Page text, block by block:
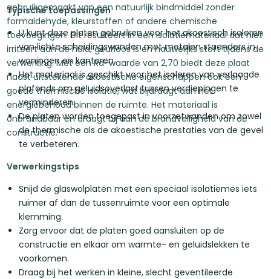
gebruikgemaakt van een natuurlijk bindmiddel zonder
formaldehyde, kleurstoffen of andere chemische
toevoegingen. Dit resulteert in een isolatiemateriaal dat niet
irriteert aan de huid, geurloos is en nauwelijks stoft tijdens de
verwerking. Met een Rd-waarde van 2,70 biedt deze plaat
naast uitstekende akoestische eigenschappen ook een
goede thermische isolatie, wat bijdraagt aan het
energiebehoud binnen de ruimte. Het materiaal is
onbrandbaar en draagt bij aan de brandveiligheid van de
constructie.
Typische toepassingen
U kunt deze platen gebruiken voor het akoestisch isoleren
van lichte scheidingswanden met metalen staanders in
woningen en kantoren.
Het materiaal is geschikt voor het isoleren van verlaagde
plafonds om geluidsoverlast tussen verdiepingen te
verminderen.
De platen worden toegepast in voorzetwanden om zowel
de thermische als de akoestische prestaties van de gevel
te verbeteren.
Verwerkingstips
Snijd de glaswolplaten met een speciaal isolatiemes iets
ruimer af dan de tussenruimte voor een optimale
klemming.
Zorg ervoor dat de platen goed aansluiten op de
constructie en elkaar om warmte- en geluidslekken te
voorkomen.
Draag bij het werken in kleine, slecht geventileerde